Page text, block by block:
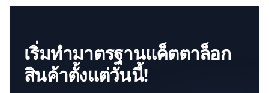
เริ่มทำมาตรฐานแค็ตตาล็อก
สินค้าตั้งแต่วันนี้!